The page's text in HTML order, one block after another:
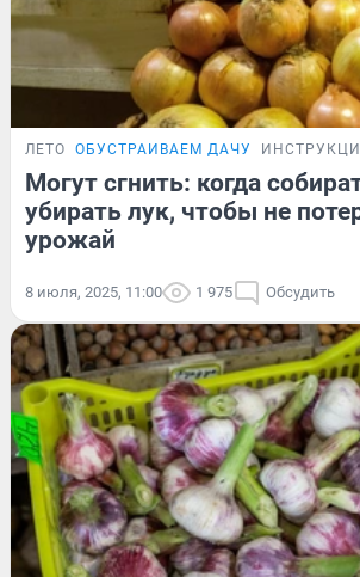
ЛЕТО ОБУСТРАИВАЕМ ДАЧУ
Могут сгнить: когда
убирать лук, чтобы не
урожай
8 июля, 2025, 11:00 1 975 Обсудить